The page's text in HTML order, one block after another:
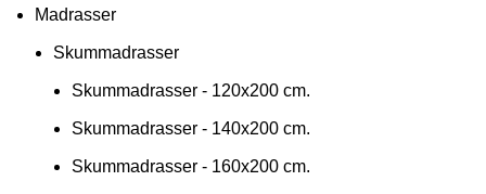
Madrasser
Skummadrasser
Skummadrasser - 120x200 cm.
Skummadrasser - 140x200 cm.
Skummadrasser - 160x200 cm.